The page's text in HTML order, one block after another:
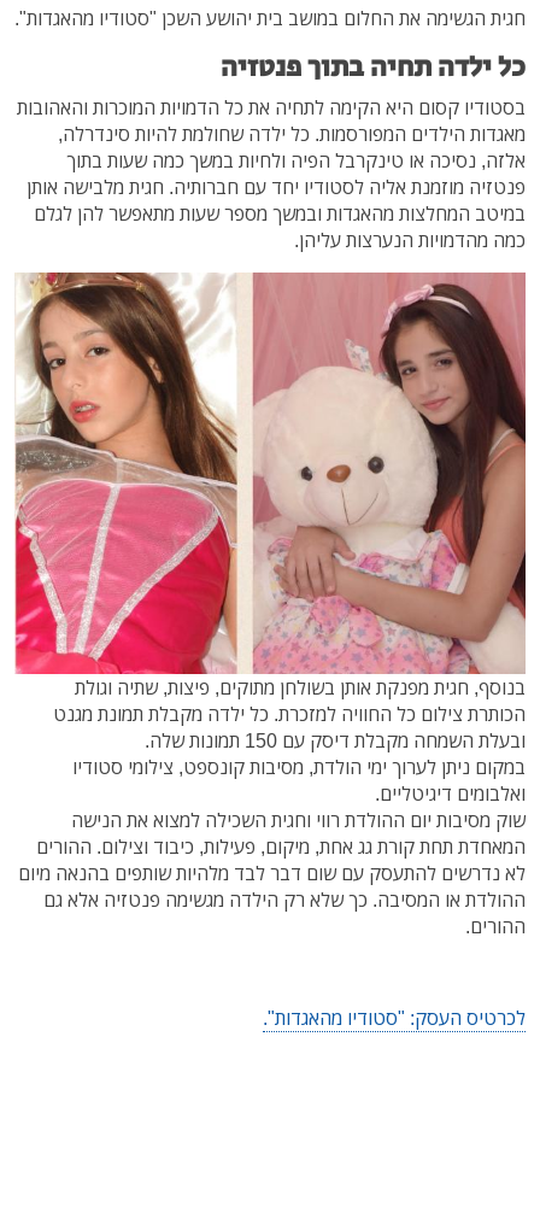
חגית הגשימה את החלום במושב בית יהושע השכן "סטודיו מהאגדות".
כל ילדה תחיה בתוך פנטזיה
בסטודיו קסום היא הקימה לתחיה את כל הדמויות המוכרות והאהובות
מאגדות הילדים המפורסמות. כל ילדה שחולמת להיות סינדרלה,
אלזה, נסיכה או טינקרבל הפיה ולחיות במשך כמה שעות בתוך
פנטזיה מוזמנת אליה לסטודיו יחד עם חברותיה. חגית מלבישה אותן
במיטב המחלצות מהאגדות ובמשך מספר שעות מתאפשר להן לגלם
כמה מהדמויות הנערצות עליהן.
בנוסף, חגית מפנקת אותן בשולחן מתוקים, פיצות, שתיה וגולת
הכותרת צילום כל החוויה למזכרת. כל ילדה מקבלת תמונת מגנט
ובעלת השמחה מקבלת דיסק עם 150 תמונות שלה.
במקום ניתן לערוך ימי הולדת, מסיבות קונספט, צילומי סטודיו
ואלבומים דיגיטליים.
שוק מסיבות יום ההולדת רווי וחגית השכילה למצוא את הנישה
המאחדת תחת קורת גג אחת, מיקום, פעילות, כיבוד וצילום. ההורים
לא נדרשים להתעסק עם שום דבר לבד מלהיות שותפים בהנאה מיום
ההולדת או המסיבה. כך שלא רק הילדה מגשימה פנטזיה אלא גם
ההורים.
לכרטיס העסק: "סטודיו מהאגדות".